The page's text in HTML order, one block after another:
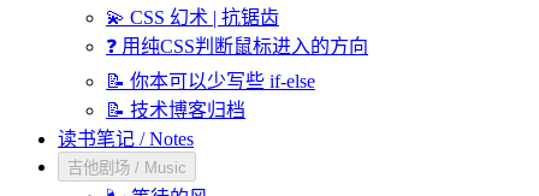
💫 CSS 幻术 | 抗锯齿
❓ 用纯CSS判断鼠标进入的方向
📝 你本可以少写些 if-else
📝 技术博客归档
读书笔记 / Notes
吉他剧场 / Music